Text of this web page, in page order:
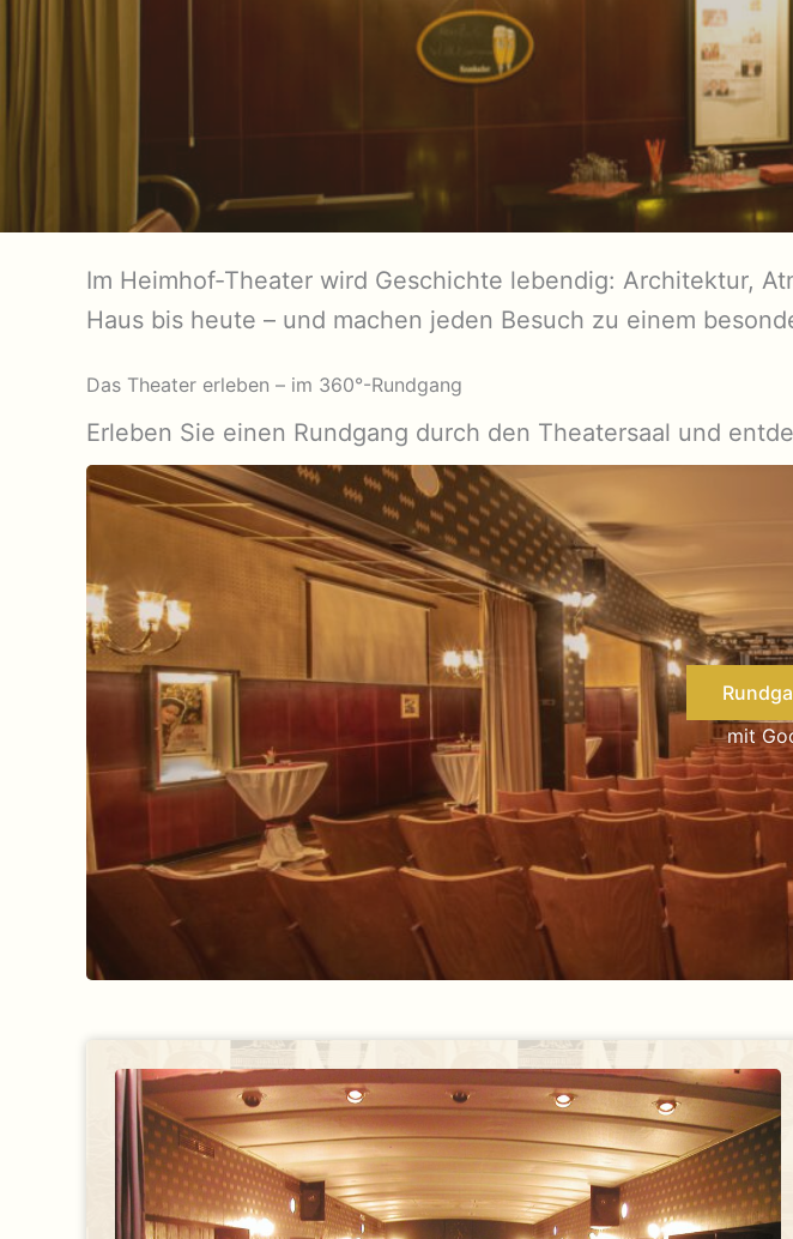
Im Heimhof-Theater wird Geschichte lebendig: Architektur,
Haus bis heute – und machen jeden Besuch zu einem
Das Theater erleben – im 360°-Rundgang
Erleben Sie einen Rundgang durch den Theatersaal und
mit